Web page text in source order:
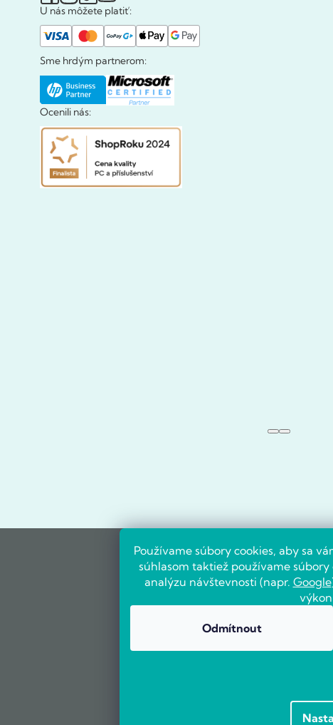
Používame súbory cookies, aby sa
súhlasom taktiež používame
analýzu návštevnosti (napr. Google
Odmítnout
U nás môžete platiť:
Sme hrdým partnerom:
Ocenili nás: